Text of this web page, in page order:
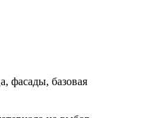
фасады, базовая